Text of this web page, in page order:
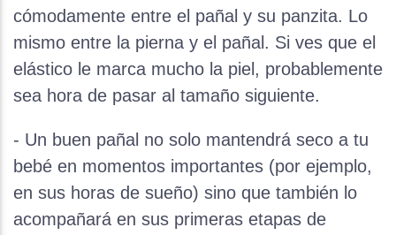
cómodamente entre el pañal y su panzita. Lo
mismo entre la pierna y el pañal. Si ves que el
elástico le marca mucho la piel, probablemente
sea hora de pasar al tamaño siguiente.
- Un buen pañal no solo mantendrá seco a tu
bebé en momentos importantes (por ejemplo,
en sus horas de sueño) sino que también lo
acompañará en sus primeras etapas de